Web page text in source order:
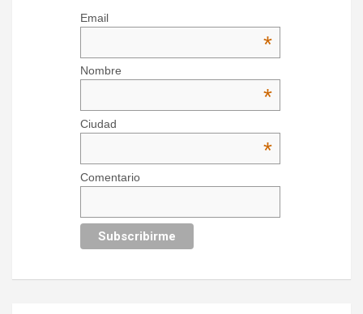
Email
*
Nombre
*
Ciudad
*
Comentario